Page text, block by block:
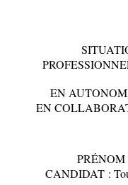
EN
EN
CANDIDAT :